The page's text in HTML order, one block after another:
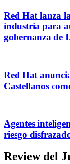
Red Hat lanza
industria para
gobernanza de
Red Hat
Castellanos
Agentes
riesgo
Review del